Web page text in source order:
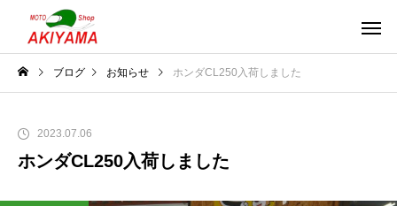
ブログ お知らせ ホンダCL250入荷しました
2023.07.06
ホンダCL250入荷しました